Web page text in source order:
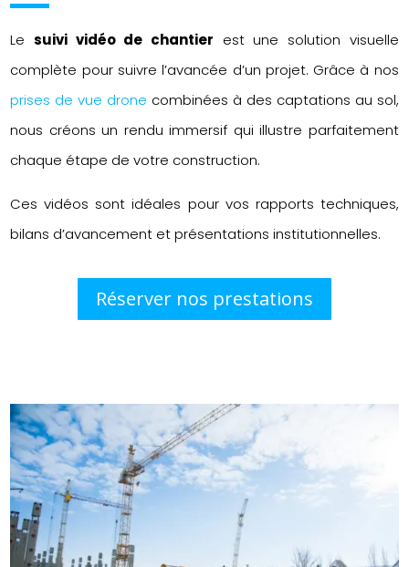
Le suivi vidéo de chantier est une solution visuelle
complète pour suivre l’avancée d’un projet. Grâce à nos
prises de vue drone combinées à des captations au sol,
nous créons un rendu immersif qui illustre parfaitement
chaque étape de votre construction.
Ces vidéos sont idéales pour vos rapports techniques,
bilans d’avancement et présentations institutionnelles.
Réserver nos prestations